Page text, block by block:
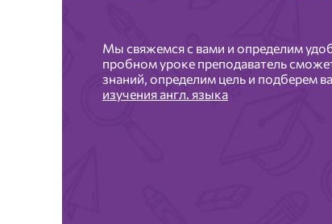
Мы свяжемся с вами и определим
пробном уроке преподаватель
знаний, определим цель и подберем
изучения англ. языка